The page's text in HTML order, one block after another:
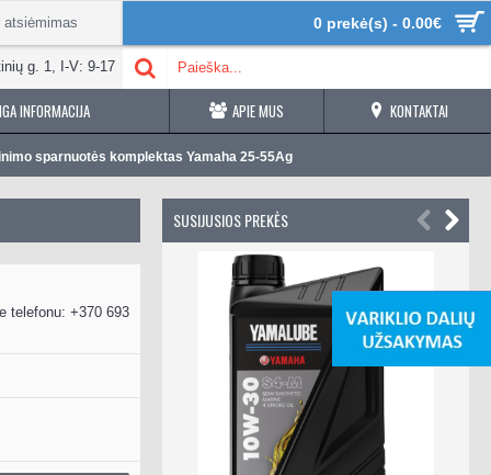
atsiėmimas 0 prekė(s) - 0.00€
g. 1, I-V: 9-17
INFORMACIJA APIE MUS KONTAKTAI
sparnuotės komplektas Yamaha 25-55Ag
SUSIJUSIOS PREKĖS
telefonu: +370 693